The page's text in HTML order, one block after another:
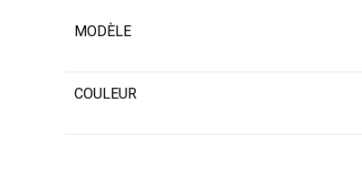
MODÈLE
COULEUR